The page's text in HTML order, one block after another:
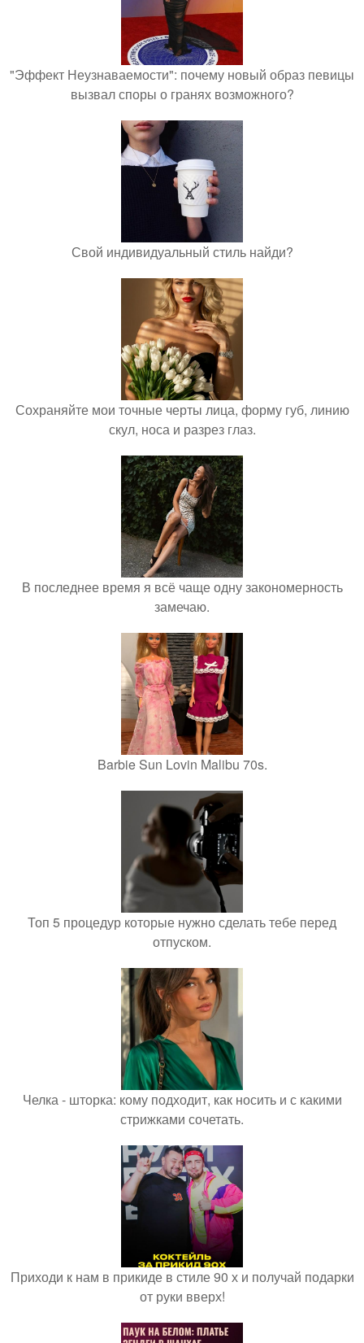
"Эффект Неузнаваемости": почему новый образ певицы
вызвал споры о гранях возможного?
Свой индивидуальный стиль найди?
Сохраняйте мои точные черты лица, форму губ, линию
скул, носа и разрез глаз.
В последнее время я всё чаще одну закономерность
замечаю.
Barbie Sun Lovin Malibu 70s.
Топ 5 процедур которые нужно сделать тебе перед
отпуском.
Челка - шторка: кому подходит, как носить и с какими
стрижками сочетать.
Приходи к нам в прикиде в стиле 90 х и получай подарки
от руки вверх!